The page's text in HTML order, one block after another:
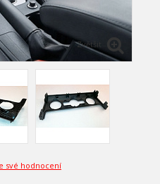
Zvětšit
své hodnocení